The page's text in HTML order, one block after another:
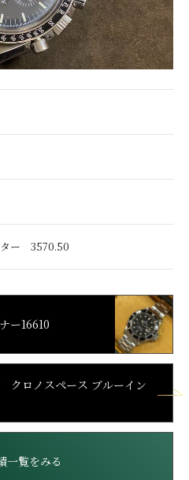
ター 3570.50
ー16610
一覧をみる
クロノスペース ブルーイン